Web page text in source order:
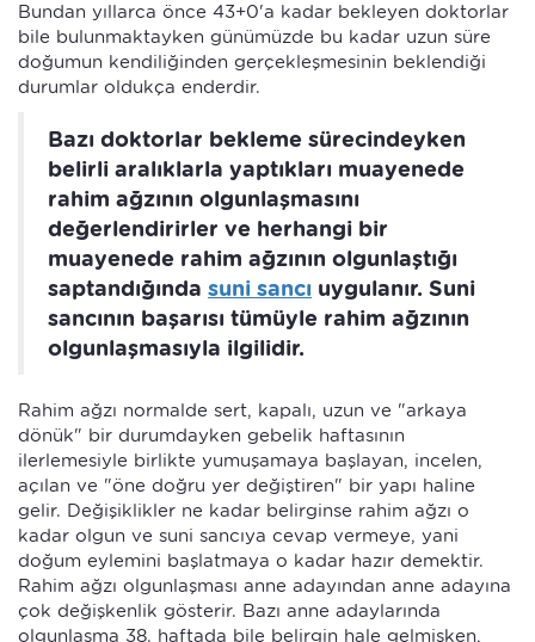
Bundan yıllarca önce 43+0'a kadar bekleyen doktorlar
bile bulunmaktayken günümüzde bu kadar uzun süre
doğumun kendiliğinden gerçekleşmesinin beklendiği
durumlar oldukça enderdir.
Bazı doktorlar bekleme sürecindeyken
belirli aralıklarla yaptıkları muayenede
rahim ağzının olgunlaşmasını
değerlendirirler ve herhangi bir
muayenede rahim ağzının olgunlaştığı
saptandığında suni sancı uygulanır. Suni
sancının başarısı tümüyle rahim ağzının
olgunlaşmasıyla ilgilidir.
Rahim ağzı normalde sert, kapalı, uzun ve "arkaya
dönük" bir durumdayken gebelik haftasının
ilerlemesiyle birlikte yumuşamaya başlayan, incelen,
açılan ve "öne doğru yer değiştiren" bir yapı haline
gelir. Değişiklikler ne kadar belirginse rahim ağzı o
kadar olgun ve suni sancıya cevap vermeye, yani
doğum eylemini başlatmaya o kadar hazır demektir.
Rahim ağzı olgunlaşması anne adayından anne adayına
çok değişkenlik gösterir. Bazı anne adaylarında
olgunlaşma 38. haftada bile belirgin hale gelmişken,